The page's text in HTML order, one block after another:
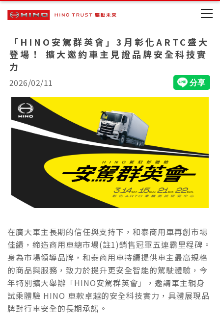
「HINO安駕群英會」3月彰化ARTC盛大
登場！ 擴大邀約車主見證品牌安全科技實
力
2026/02/11
在廣大車主長期的信任與支持下，和泰商用車再創市場
佳績，締造商用車總市場(註1)銷售冠軍五連霸里程碑。
身為市場領導品牌，和泰商用車持續提供車主最高規格
的商品與服務，致力於提升更安全智能的駕駛體驗，今
年特別擴大舉辦「HINO安駕群英會」，邀請車主親身
試乘體驗 HINO 車款卓越的安全科技實力，具體展現品
牌對行車安全的長期承諾。